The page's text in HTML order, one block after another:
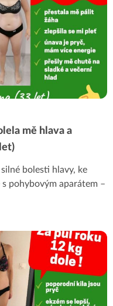
mě hlava a
bolesti hlavy, ke
pohybovým aparátem –